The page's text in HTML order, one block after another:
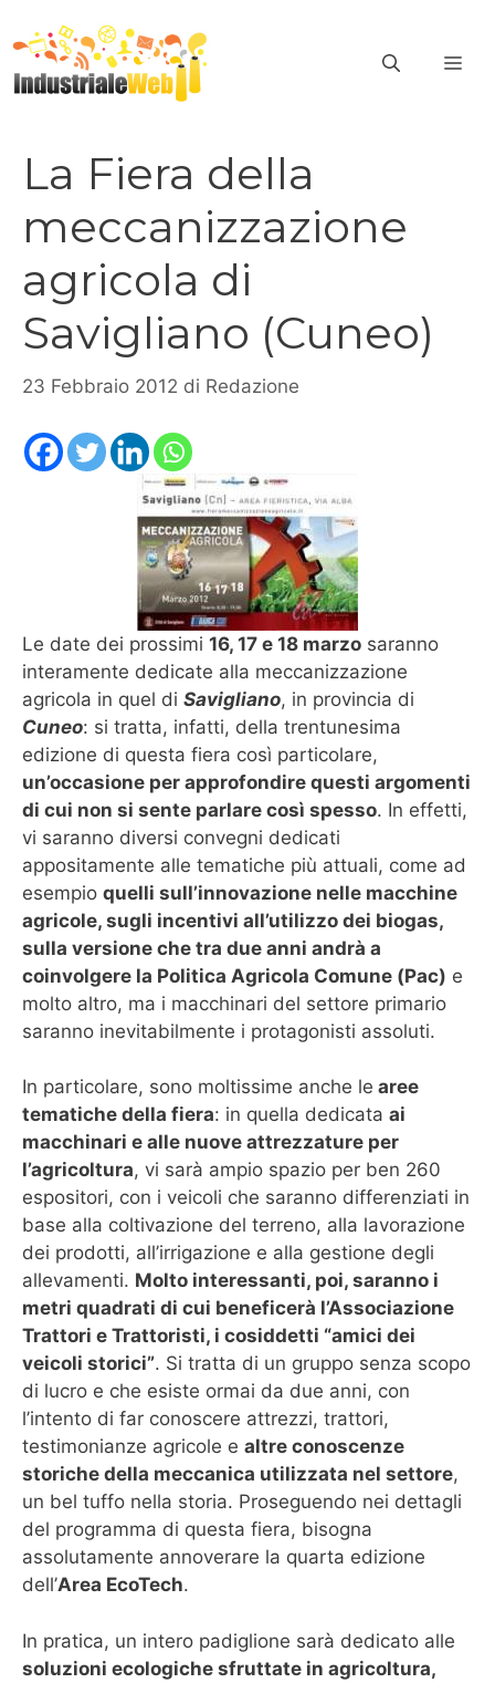
al
contenuto
La Fiera della
meccanizzazione
agricola di
Savigliano (Cuneo)
23 Febbraio 2012 di Redazione
Le date dei prossimi 16, 17 e 18 marzo saranno
interamente dedicate alla meccanizzazione
agricola in quel di Savigliano, in provincia di
Cuneo: si tratta, infatti, della trentunesima
edizione di questa fiera così particolare,
un’occasione per approfondire questi argomenti
di cui non si sente parlare così spesso. In effetti,
vi saranno diversi convegni dedicati
appositamente alle tematiche più attuali, come ad
esempio quelli sull’innovazione nelle macchine
agricole, sugli incentivi all’utilizzo dei biogas,
sulla versione che tra due anni andrà a
coinvolgere la Politica Agricola Comune (Pac) e
molto altro, ma i macchinari del settore primario
saranno inevitabilmente i protagonisti assoluti.
In particolare, sono moltissime anche le aree
tematiche della fiera: in quella dedicata ai
macchinari e alle nuove attrezzature per
l’agricoltura, vi sarà ampio spazio per ben 260
espositori, con i veicoli che saranno differenziati in
base alla coltivazione del terreno, alla lavorazione
dei prodotti, all’irrigazione e alla gestione degli
allevamenti. Molto interessanti, poi, saranno i
metri quadrati di cui beneficerà l’Associazione
Trattori e Trattoristi, i cosiddetti “amici dei
veicoli storici”. Si tratta di un gruppo senza scopo
di lucro e che esiste ormai da due anni, con
l’intento di far conoscere attrezzi, trattori,
testimonianze agricole e altre conoscenze
storiche della meccanica utilizzata nel settore,
un bel tuffo nella storia. Proseguendo nei dettagli
del programma di questa fiera, bisogna
assolutamente annoverare la quarta edizione
dell’Area EcoTech.
In pratica, un intero padiglione sarà dedicato alle
soluzioni ecologiche sfruttate in agricoltura,